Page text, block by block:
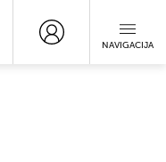
NAVIGACIJA